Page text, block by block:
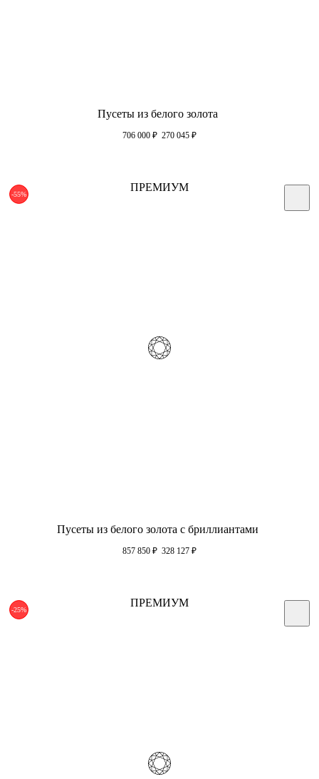
Пусеты из белого золота
706 000 ₽ 270 045 ₽
-55%
ПРЕМИУМ
Пусеты из белого золота с бриллиантами
857 850 ₽ 328 127 ₽
-25%
ПРЕМИУМ